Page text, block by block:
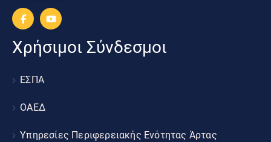
Χρήσιμοι Σύνδεσμοι
ΕΣΠΑ
ΟΑΕΔ
Υπηρεσίες Περιφερειακής Ενότητας Άρτας